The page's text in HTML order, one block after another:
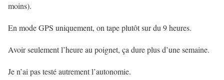
moins).
En mode GPS uniquement, on tape plutôt sur du 9 heures.
Avoir seulement l’heure au poignet, ça dure plus d’une semaine.
Je n’ai pas testé autrement l’autonomie.